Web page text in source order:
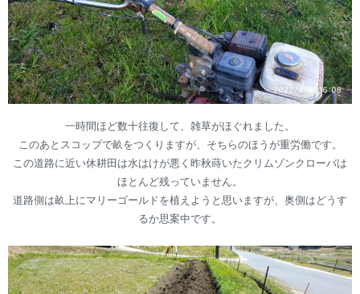
一時間ほど数十往復して、雑草がほぐれました。
このあとスコップで畝をつくりますが、そちらのほうが重労働です。
この道路に近い休耕田は水はけが悪く昨秋蒔いたクリムゾンクローバは
ほとんど残っていません。
道路側は畝上にマリーゴールドを植えようと思いますが、奥側はどうす
るか思案中です。